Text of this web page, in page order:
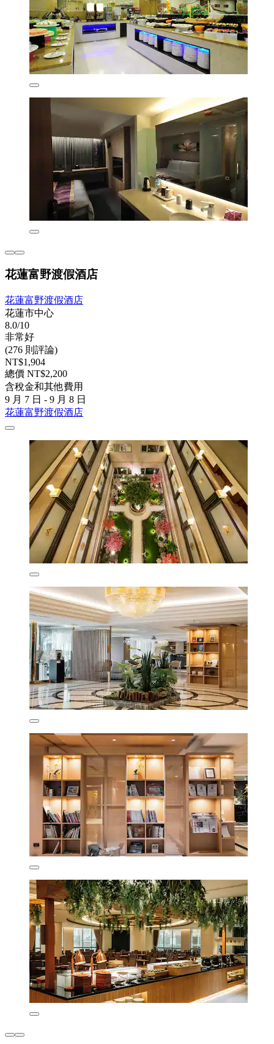
花蓮富野渡假酒店
花蓮富野渡假酒店
花蓮市中心
8.0/10
非常好
(276 則評論)
NT$1,904
總價 NT$2,200
含稅金和其他費用
9 月 7 日 - 9 月 8 日
花蓮富野渡假酒店